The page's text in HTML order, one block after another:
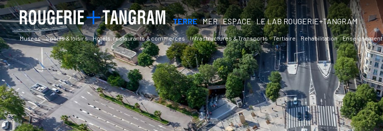
TERRE MER ESPACE LE LAB ROUGERIE+TANGRAM
Musees Sports & loisirs Hotels, restaurants & commerces Infrastructures & Transports Tertiaire Rehabilitation Enseignement